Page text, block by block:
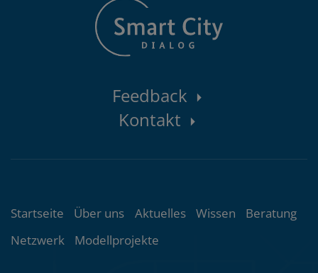
Kontaktbereich
Feedback
Kontakt
Themenübersicht
Startseite Über uns Aktuelles Wissen
Beratung
Netzwerk
Modellprojekte